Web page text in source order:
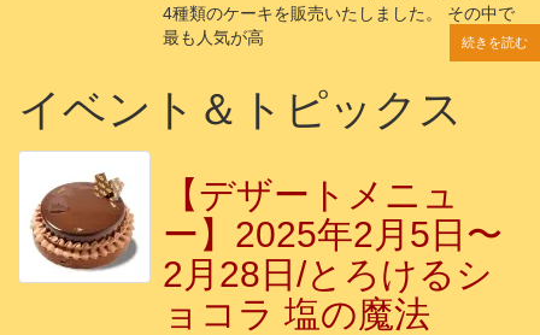
続きを読む
続きを読む
続きを読む
続きを読む
4種類のケーキを販売いたしました。 その中で
最も人気が高
続きを読む
イベント＆トピックス
【デザートメニュ
ー】2025年2月5日〜
2月28日/とろけるシ
ョコラ 塩の魔法